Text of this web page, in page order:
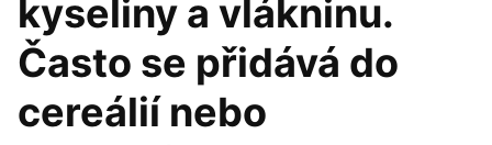
kyseliny a vlákninu.
Často se přidává do
cereálií nebo